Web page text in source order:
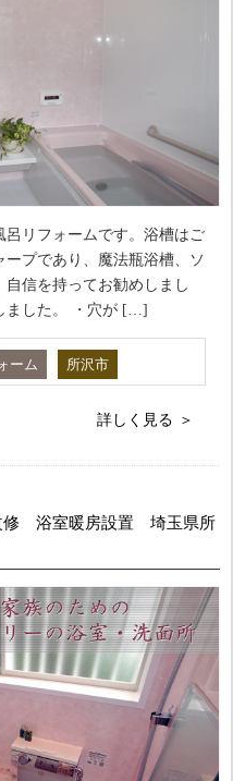
リフォームです。浴槽はご
プであり、魔法瓶浴槽、ソ
信を持ってお勧めしまし
ました。 ・穴が […]
ーム 所沢市
詳しく見る
修 浴室暖房設置 埼玉県所